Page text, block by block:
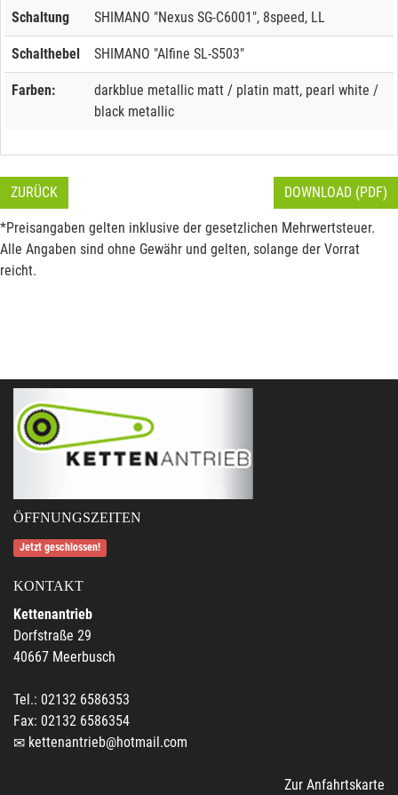
Schaltung SHIMANO "Nexus SG-C6001", 8speed, LL
Schalthebel SHIMANO "Alfine SL-S503"
Farben:
darkblue metallic matt / platin matt, pearl white /
black metallic
ZURÜCK DOWNLOAD (PDF)
*Preisangaben gelten inklusive der gesetzlichen Mehrwertsteuer.
Alle Angaben sind ohne Gewähr und gelten, solange der Vorrat
reicht.
ÖFFNUNGSZEITEN
Jetzt geschlossen!
KONTAKT
Kettenantrieb
Dorfstraße 29
40667 Meerbusch
Tel.: 02132 6586353
Fax: 02132 6586354
kettenantrieb@hotmail.com
Zur Anfahrtskarte